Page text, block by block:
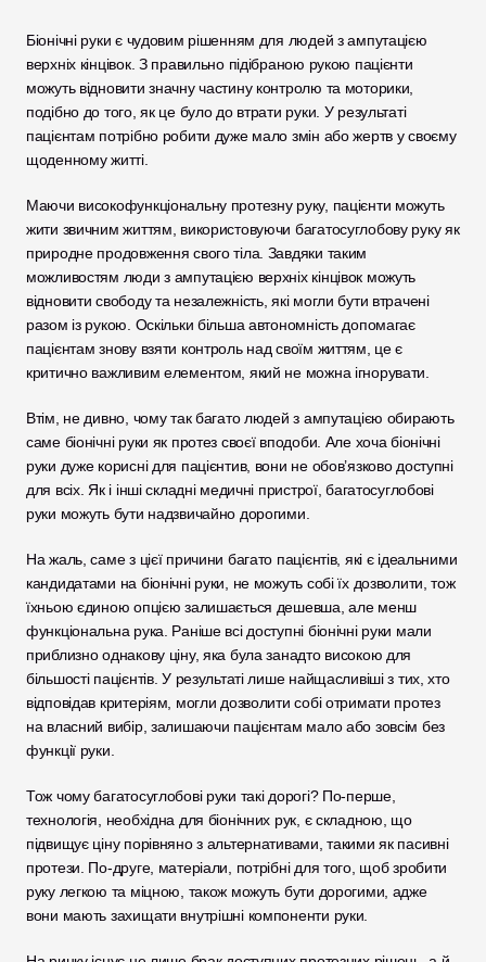
Біонічні руки є чудовим рішенням для людей з ампутацією
верхніх кінцівок. З правильно підібраною рукою пацієнти
можуть відновити значну частину контролю та моторики,
подібно до того, як це було до втрати руки. У результаті
пацієнтам потрібно робити дуже мало змін або жертв у своєму
щоденному житті.
Маючи високофункціональну протезну руку, пацієнти можуть
жити звичним життям, використовуючи багатосуглобову руку як
природне продовження свого тіла. Завдяки таким
можливостям люди з ампутацією верхніх кінцівок можуть
відновити свободу та незалежність, які могли бути втрачені
разом із рукою. Оскільки більша автономність допомагає
пацієнтам знову взяти контроль над своїм життям, це є
критично важливим елементом, який не можна ігнорувати.
Втім, не дивно, чому так багато людей з ампутацією обирають
саме біонічні руки як протез своєї вподоби. Але хоча біонічні
руки дуже корисні для пацієнтив, вони не обов’язково доступні
для всіх. Як і інші складні медичні пристрої, багатосуглобові
руки можуть бути надзвичайно дорогими.
На жаль, саме з цієї причини багато пацієнтів, які є ідеальними
кандидатами на біонічні руки, не можуть собі їх дозволити, тож
їхньою єдиною опцією залишається дешевша, але менш
функціональна рука. Раніше всі доступні біонічні руки мали
приблизно однакову ціну, яка була занадто високою для
більшості пацієнтів. У результаті лише найщасливіші з тих, хто
відповідав критеріям, могли дозволити собі отримати протез
на власний вибір, залишаючи пацієнтам мало або зовсім без
функції руки.
Тож чому багатосуглобові руки такі дорогі? По-перше,
технологія, необхідна для біонічних рук, є складною, що
підвищує ціну порівняно з альтернативами, такими як пасивні
протези. По-друге, матеріали, потрібні для того, щоб зробити
руку легкою та міцною, також можуть бути дорогими, адже
вони мають захищати внутрішні компоненти руки.